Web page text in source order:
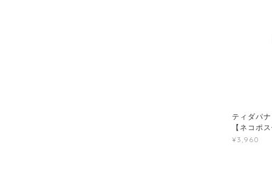
ティダパ
【ネコポ
¥3,960